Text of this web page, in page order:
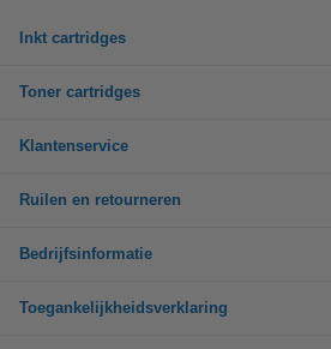
Inkt cartridges
Toner cartridges
Klantenservice
Ruilen en retourneren
Bedrijfsinformatie
Toegankelijkheidsverklaring